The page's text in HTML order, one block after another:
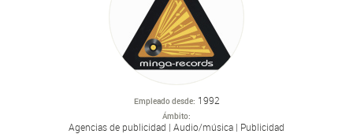
Empleado desde 1992
Ámbito
Agencias de publicidad Audio/música Publicidad